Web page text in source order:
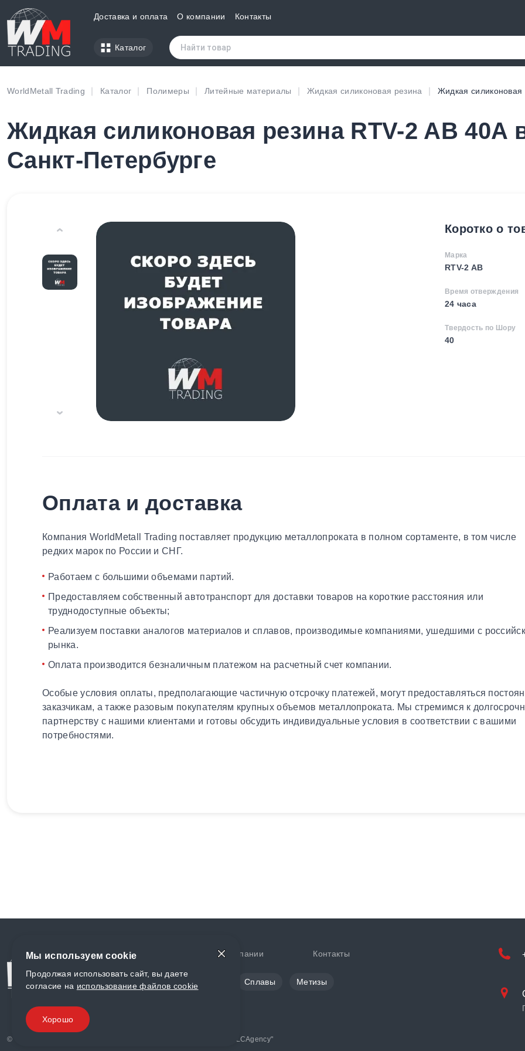
Доставка и оплата О компании Контакты
Каталог
WorldMetall Trading Каталог Полимеры Литейные материалы Жидкая силиконовая резина Жидкая силиконовая
Жидкая силиконовая резина RTV-2 AB 40А
Санкт-Петербурге
Коротко о
Марка
RTV-2 AB
Время отверждения
24 часа
Твердость по Шору
40
Оплата и доставка
Компания WorldMetall Trading поставляет продукцию металлопроката в полном сортаменте, в том числе
редких марок по России и СНГ.
Работаем с большими объемами партий.
Предоставляем собственный автотранспорт для доставки товаров на короткие расстояния или
труднодоступные объекты;
Реализуем поставки аналогов материалов и сплавов, производимые компаниями, ушедшими с
рынка.
Оплата производится безналичным платежом на расчетный счет компании.
Особые условия оплаты, предполагающие частичную отсрочку платежей, могут предоставляться
заказчикам, а также разовым покупателям крупных объемов металлопроката. Мы стремимся к
партнерству с нашими клиентами и готовы обсудить индивидуальные условия в соответствии с вашими
потребностями.
Доставка и оплата О компании Контакты
Цветной металл Сплавы Метизы
© «World Metall» 2025, Разработка и комплексное продвижение " LCAgency"
Мы используем cookie
Продолжая использовать сайт, вы даете
согласие на использование файлов cookie
Хорошо